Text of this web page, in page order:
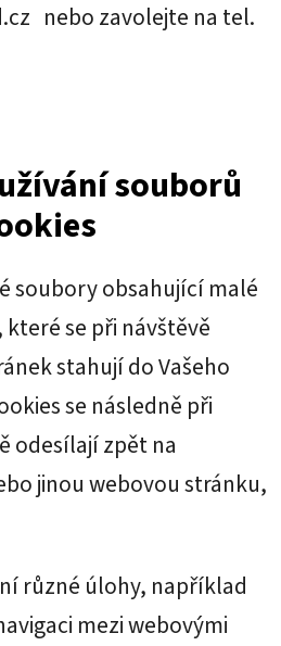
nebo zavolejte na tel.
souborů
soubory obsahující malé
se při návštěvě
stahují do Vašeho
se následně při
odesílají zpět na
jinou webovou stránku,
různé úlohy, například
mezi webovými